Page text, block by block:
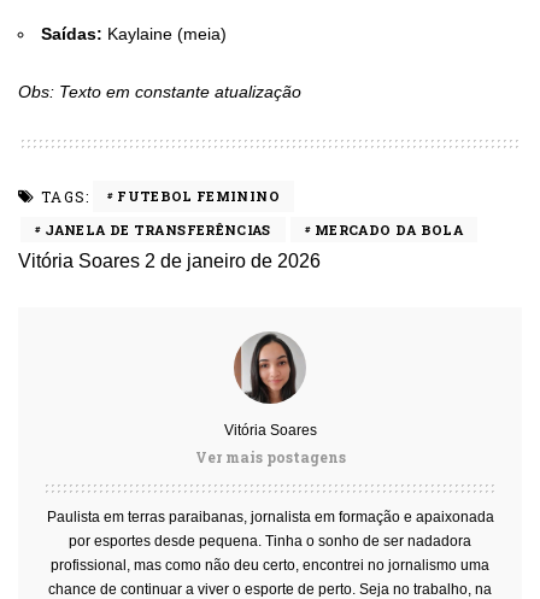
Saídas: Kaylaine (meia)
Obs: Texto em constante atualização
TAGS:
FUTEBOL FEMININO
JANELA DE TRANSFERÊNCIAS
MERCADO DA BOLA
Vitória Soares 2 de janeiro de 2026
Vitória Soares
Ver mais postagens
Paulista em terras paraibanas, jornalista em formação e apaixonada
por esportes desde pequena. Tinha o sonho de ser nadadora
profissional, mas como não deu certo, encontrei no jornalismo uma
chance de continuar a viver o esporte de perto. Seja no trabalho, na